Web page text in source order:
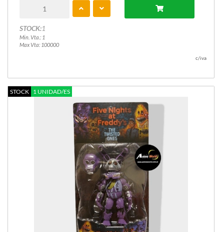
STOCK:1
Min. Vta.: 1
Max Vta: 100000
c/iva
STOCK 1 UNIDAD/ES